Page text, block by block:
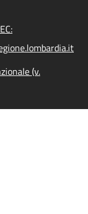
(v.